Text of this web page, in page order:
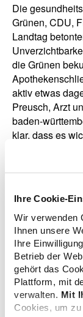
Ihre Cookie-
Wir verwenden
Ihnen unsere
Ihre
Betrieb der
gehört das
Plattform, mit
verwalten. Mit
Cookies, um
Die
Grünen, CDU,
Landtag
die Grünen
aktiv etwas
Preusch, Arzt
baden-
klar, dass es
Forderungen
dass die
Sprecher der
Haußmann
Lauterbach
"Es ist 5 nach
Apotheken
den Dialog
SPD, der
baden-